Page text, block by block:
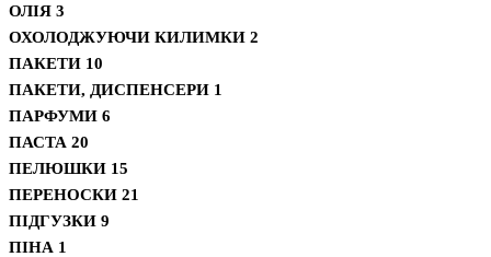
ОЛІЯ 3
ОХОЛОДЖУЮЧИ КИЛИМКИ 2
ПАКЕТИ 10
ПАКЕТИ, ДИСПЕНСЕРИ 1
ПАРФУМИ 6
ПАСТА 20
ПЕЛЮШКИ 15
ПЕРЕНОСКИ 21
ПІДГУЗКИ 9
ПІНА 1